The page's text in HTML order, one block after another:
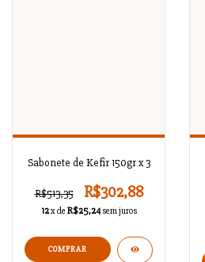
Sabonete de Kefir 150gr x 3
R$513,35 R$302,88
12x de R$25,24 sem juros